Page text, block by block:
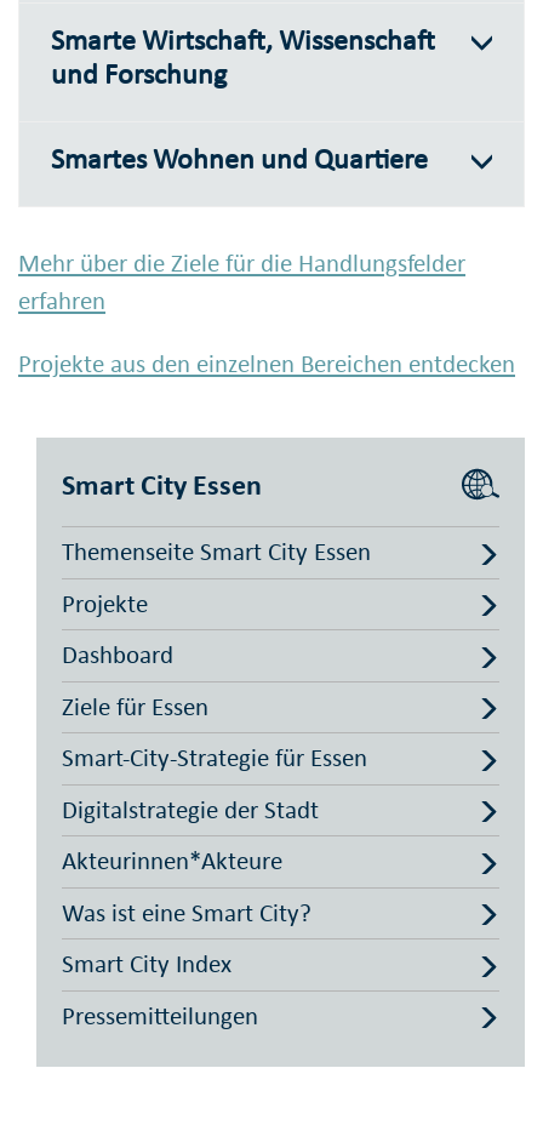
Smarte Wirtschaft, Wissenschaft
und Forschung
Smartes Wohnen und Quartiere
Mehr über die Ziele für die Handlungsfelder
erfahren
Projekte aus den einzelnen Bereichen entdecken
Smart City Essen
Themenseite Smart City Essen
Projekte
Dashboard
Ziele für Essen
Smart-City-Strategie für Essen
Digitalstrategie der Stadt
Akteurinnen*Akteure
Was ist eine Smart City?
Smart City Index
Pressemitteilungen